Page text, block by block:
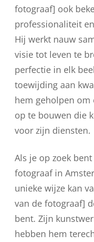
fotograaf] ook
professionaliteit
Hij werkt nauw
visie tot leven te
perfectie in elk
toewijding aan
hem geholpen
op te bouwen die
voor zijn diensten.
Als je op zoek
fotograaf in
unieke wijze kan
van de fotograaf]
bent. Zijn
hebben hem